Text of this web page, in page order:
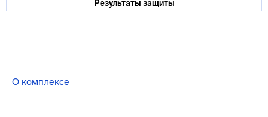
О комплексе
Результаты защиты